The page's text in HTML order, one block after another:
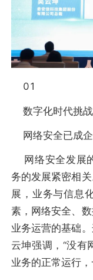
01
数字化时代挑
网络安全已成企
网络安全发展
务的发展紧密相
展，业务与信息
素，网络安全、
业务运营的基础
云坤强调，“没有
业务的正常运行